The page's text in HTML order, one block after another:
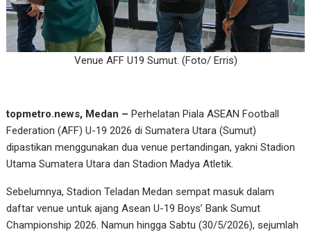
Venue AFF U19 Sumut. (Foto/ Erris)
topmetro.news, Medan – Perhelatan Piala ASEAN Football
Federation (AFF) U-19 2026 di Sumatera Utara (Sumut)
dipastikan menggunakan dua venue pertandingan, yakni Stadion
Utama Sumatera Utara dan Stadion Madya Atletik.
Sebelumnya, Stadion Teladan Medan sempat masuk dalam
daftar venue untuk ajang Asean U-19 Boys’ Bank Sumut
Championship 2026. Namun hingga Sabtu (30/5/2026), sejumlah